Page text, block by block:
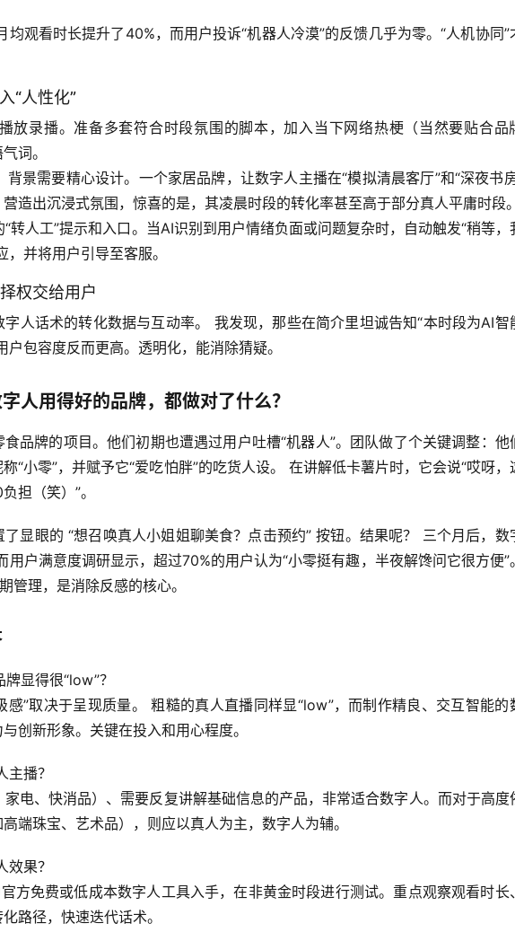
均观看时长提升了40%，而用户投诉“机器人冷漠”的反馈几乎为零。“人机协同”
“人性化”
放录播。准备多套符合时段氛围的脚本，加入当下网络热梗（当然要贴合品
词。
背景需要精心设计。一个家居品牌，让数字人主播在“模拟清晨客厅”和“深夜书
营造出沉浸式氛围，惊喜的是，其凌晨时段的转化率甚至高于部分真人平庸时段。
“转人工”提示和入口。当AI识别到用户情绪负面或问题复杂时，自动触发“稍等，
并将用户引导至客服。
权交给用户
人话术的转化数据与互动率。
我发现，那些在简介里坦诚告知“本时段为AI智
包容度反而更高。 透明化，能消除猜疑。
人用得好的品牌，都做对了什么？
品牌的项目。他们初期也遭遇过用户吐槽“机器人”。团队做了个关键调整： 他
“小零”，并赋予它“爱吃怕胖”的吃货人设。
在讲解低卡薯片时，它会说“哎呀，
担（笑）”。
了显眼的 “想召唤真人小姐姐聊美食？点击预约” 按钮。 结果呢？
三个月后，数
户满意度调研显示，超过70%的用户认为“小零挺有趣，半夜解馋问它很方便”
管理，是消除反感的核心。
显得很“low”？
”取决于呈现质量。
粗糙的真人直播同样显“low”，而制作精良、交互智能的
创新形象。关键在投入和用心程度。
播？
电、快消品）、需要反复讲解基础信息的产品，非常适合数字人。而对于高度
端珠宝、艺术品），则应以真人为主，数字人为辅。
果？
方免费或低成本数字人工具入手，在非黄金时段进行测试。重点观察观看时长
路径，快速迭代话术。